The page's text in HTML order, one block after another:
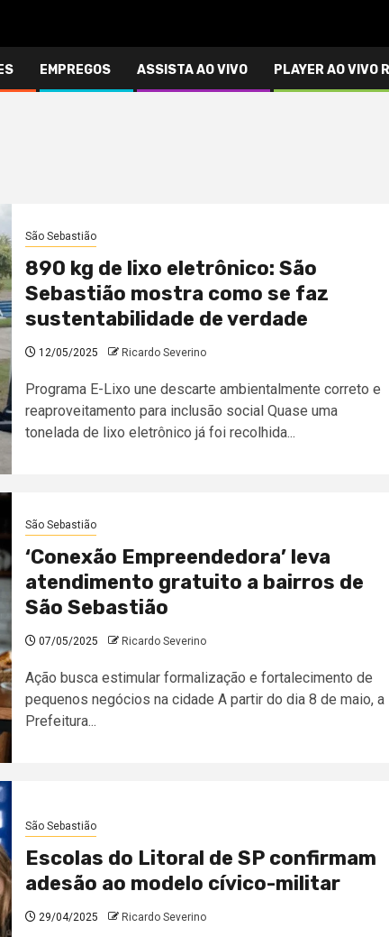
EMPREGOS ASSISTA AO VIVO PLAYER AO VIVO
São Sebastião
890 kg de lixo eletrônico: São
Sebastião mostra como se faz
sustentabilidade de verdade
12/05/2025 Ricardo Severino
Programa E-Lixo une descarte ambientalmente correto e
reaproveitamento para inclusão social Quase uma
tonelada de lixo eletrônico já foi recolhida...
São Sebastião
‘Conexão Empreendedora’ leva
atendimento gratuito a bairros de
São Sebastião
07/05/2025 Ricardo Severino
Ação busca estimular formalização e fortalecimento de
pequenos negócios na cidade A partir do dia 8 de maio, a
Prefeitura...
São Sebastião
Escolas do Litoral de SP confirmam
adesão ao modelo cívico-militar
29/04/2025 Ricardo Severino